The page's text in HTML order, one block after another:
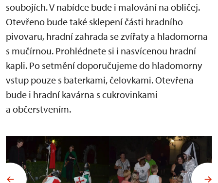
soubojích. V nabídce bude i malování na obličej.
Otevřeno bude také sklepení části hradního
pivovaru, hradní zahrada se zvířaty a hladomorna
s mučírnou. Prohlédnete si i nasvícenou hradní
kapli. Po setmění doporučujeme do hladomorny
vstup pouze s baterkami, čelovkami. Otevřena
bude i hradní kavárna s cukrovinkami
a občerstvením.